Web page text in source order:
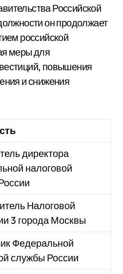
Российской
он продолжает
российской
меры для
повышения
и снижения
директора
налоговой
Налоговой
3 города Москвы
Федеральной
службы России